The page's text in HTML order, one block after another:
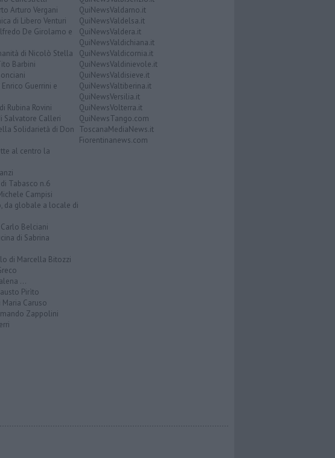
Arturo Vergani
di Libero Venturi
De Girolamo e
di Nicolò Stella
Barbini
Guerrini e
Rubina Rovini
Salvatore Calleri
Solidarietà di Don
al centro la
Tabasco n.6
Campisi
da globale a locale di
Belciani
di Sabrina
di Marcella Bitozzi
...
Pirìto
Caruso
Zappolini
QuiNewsValdarno.it
QuiNewsValdelsa.it
QuiNewsValdera.it
QuiNewsValdichiana.it
QuiNewsValdicornia.it
QuiNewsValdinievole.it
QuiNewsValdisieve.it
QuiNewsValtiberina.it
QuiNewsVersilia.it
QuiNewsVolterra.it
QuiNewsTango.com
ToscanaMediaNews.it
Fiorentinanews.com